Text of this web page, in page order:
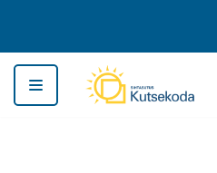
Skip
to
content